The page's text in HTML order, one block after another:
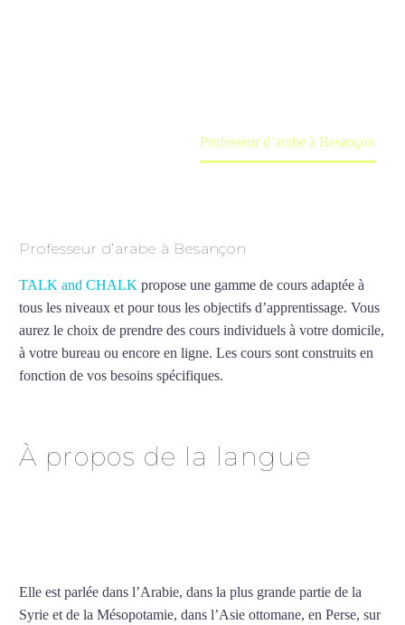
Professeur d’arabe à Besançon
Professeur d’arabe à Besançon
TALK and CHALK propose une gamme de cours adaptée à
tous les niveaux et pour tous les objectifs d’apprentissage. Vous
aurez le choix de prendre des cours individuels à votre domicile,
à votre bureau ou encore en ligne. Les cours sont construits en
fonction de vos besoins spécifiques.
À propos de la langue
Elle est parlée dans l’Arabie, dans la plus grande partie de la
Syrie et de la Mésopotamie, dans l’Asie ottomane, en Perse, sur